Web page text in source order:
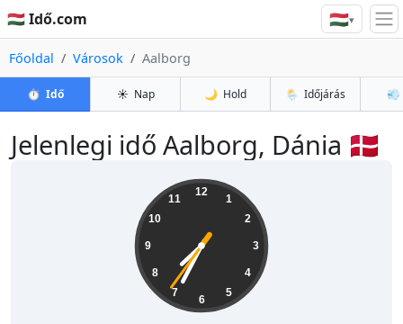
🇭🇺 Idő.com 🇭🇺▾
Főoldal Városok Aalborg
⏱️ Idő ☀️ Nap 🌙 Hold 🌦️ Időjárás 💨
Jelenlegi idő Aalborg, Dánia 🇩🇰
12
1
2
3
4
5
6
7
8
9
10
11